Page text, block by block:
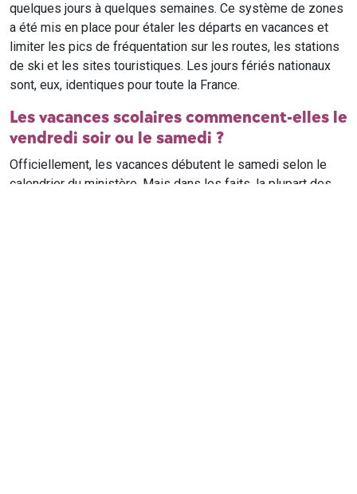
quelques jours à quelques semaines. Ce système de zones
a été mis en place pour étaler les départs en vacances et
limiter les pics de fréquentation sur les routes, les stations
de ski et les sites touristiques. Les jours fériés nationaux
sont, eux, identiques pour toute la France.
Les vacances scolaires commencent-elles le
vendredi soir ou le samedi ?
Officiellement, les vacances débutent le samedi selon le
calendrier du ministère. Mais dans les faits, la plupart des